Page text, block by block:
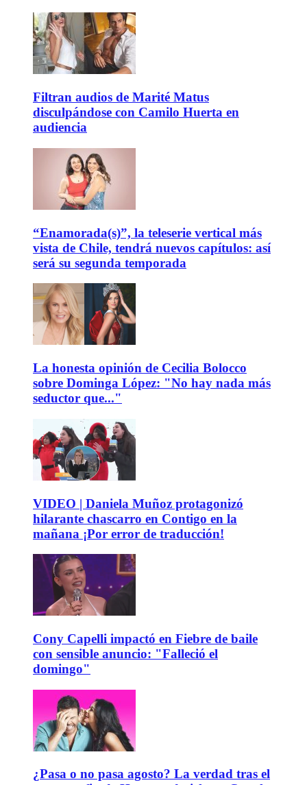
Filtran audios de Marité Matus
disculpándose con Camilo Huerta en
audiencia
“Enamorada(s)”, la teleserie vertical más
vista de Chile, tendrá nuevos capítulos: así
será su segunda temporada
La honesta opinión de Cecilia Bolocco
sobre Dominga López: "No hay nada más
seductor que..."
VIDEO | Daniela Muñoz protagonizó
hilarante chascarro en Contigo en la
mañana ¡Por error de traducción!
Cony Capelli impactó en Fiebre de baile
con sensible anuncio: "Falleció el
domingo"
¿Pasa o no pasa agosto? La verdad tras el